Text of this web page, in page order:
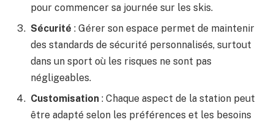
pour commencer sa journée sur les skis.
Sécurité : Gérer son espace permet de maintenir
des standards de sécurité personnalisés, surtout
dans un sport où les risques ne sont pas
négligeables.
Customisation : Chaque aspect de la station peut
être adapté selon les préférences et les besoins